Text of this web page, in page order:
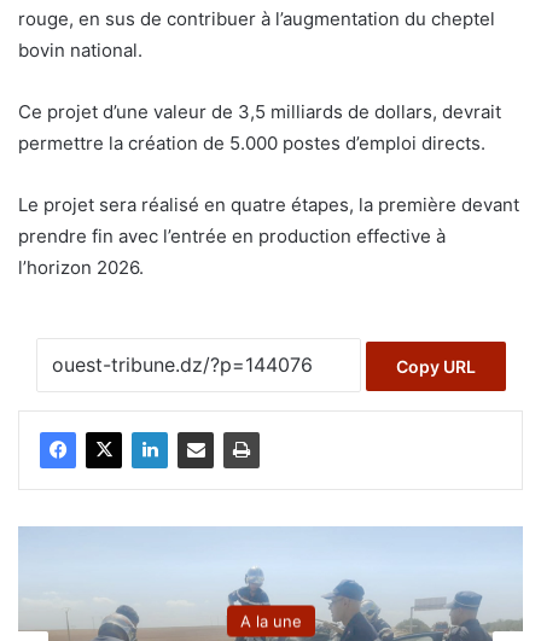
rouge, en sus de contribuer à l’augmentation du cheptel
bovin national.
Ce projet d’une valeur de 3,5 milliards de dollars, devrait
permettre la création de 5.000 postes d’emploi directs.
Le projet sera réalisé en quatre étapes, la première devant
prendre fin avec l’entrée en production effective à
l’horizon 2026.
Copy URL
A la une